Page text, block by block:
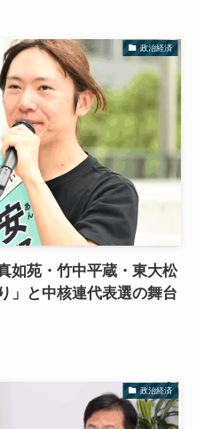
政治経済
如苑・竹中平蔵・東大松
」と中核連代表選の舞台
政治経済